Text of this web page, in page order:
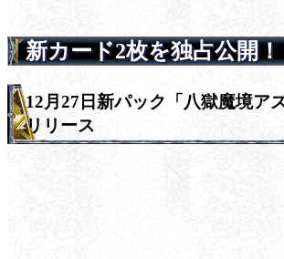
新カード2枚を独占公開！
12月27日新パック「八獄魔境ア
リリース